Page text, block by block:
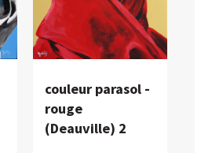
couleur parasol -
rouge
(Deauville) 2